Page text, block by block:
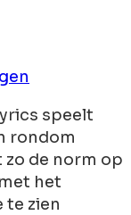
speelt
rondom
de norm op
het
te zien